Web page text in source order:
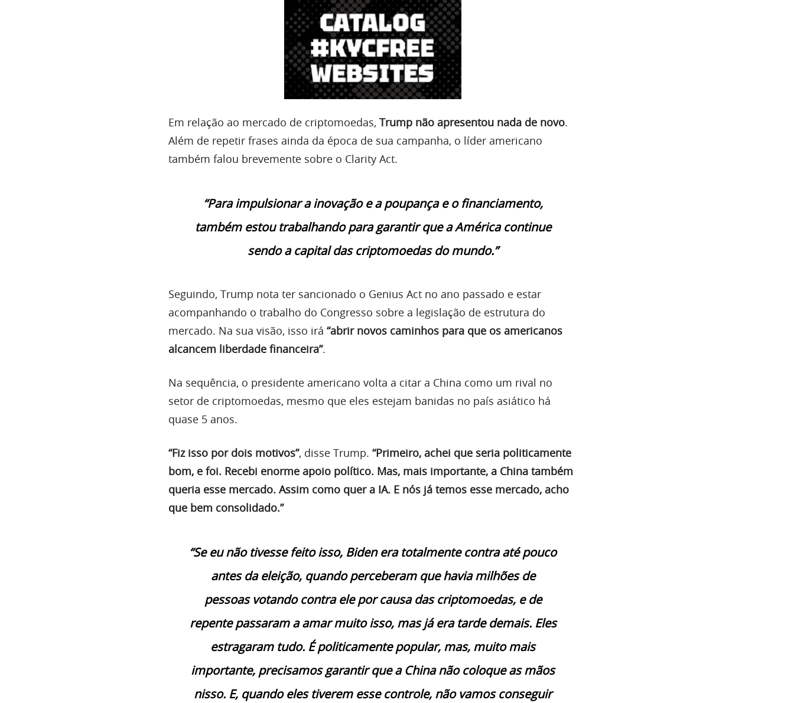
Em relação ao mercado de criptomoedas, Trump não apresentou nada de novo.
Além de repetir frases ainda da época de sua campanha, o líder americano
também falou brevemente sobre o Clarity Act.
“Para impulsionar a inovação e a poupança e o financiamento,
também estou trabalhando para garantir que a América continue
sendo a capital das criptomoedas do mundo.”
Seguindo, Trump nota ter sancionado o Genius Act no ano passado e estar
acompanhando o trabalho do Congresso sobre a legislação de estrutura do
mercado. Na sua visão, isso irá “abrir novos caminhos para que os americanos
alcancem liberdade financeira”.
Na sequência, o presidente americano volta a citar a China como um rival no
setor de criptomoedas, mesmo que eles estejam banidas no país asiático há
quase 5 anos.
“Fiz isso por dois motivos”, disse Trump. “Primeiro, achei que seria politicamente
bom, e foi. Recebi enorme apoio político. Mas, mais importante, a China também
queria esse mercado. Assim como quer a IA. E nós já temos esse mercado, acho
que bem consolidado.”
“Se eu não tivesse feito isso, Biden era totalmente contra até pouco
antes da eleição, quando perceberam que havia milhões de
pessoas votando contra ele por causa das criptomoedas, e de
repente passaram a amar muito isso, mas já era tarde demais. Eles
estragaram tudo. É politicamente popular, mas, muito mais
importante, precisamos garantir que a China não coloque as mãos
nisso. E, quando eles tiverem esse controle, não vamos conseguir